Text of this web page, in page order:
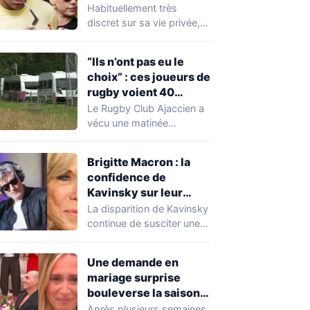
Expósito en Italie agite
la toile
Habituellement très
discret sur sa vie privée,
“Ils n’ont pas eu le
choix” : ces joueurs de
rugby voient 40
caravanes de gens du
voyage s’installer
heure
Le Rugby Club Ajaccien a
vécu une matinée
découverte d'une…
Brigitte Macron : la
confidence de
Kavinsky sur leur
relation
La disparition de Kavinsky
continue de susciter une
Une demande en
mariage surprise
bouleverse la saison